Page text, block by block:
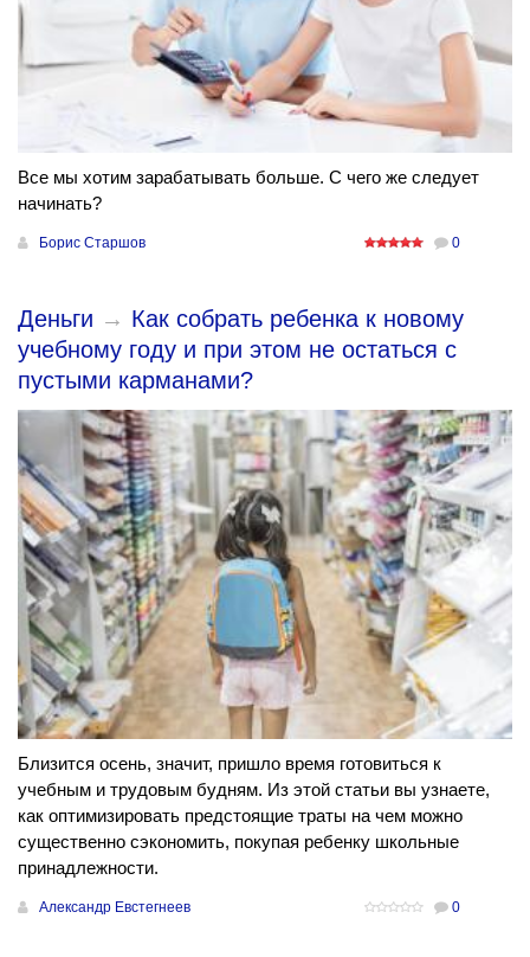
Все мы хотим зарабатывать больше. С чего же следует
начинать?
Борис Старшов 0
Деньги → Как собрать ребенка к новому
учебному году и при этом не остаться с
пустыми карманами?
Близится осень, значит, пришло время готовиться к
учебным и трудовым будням. Из этой статьи вы узнаете,
как оптимизировать предстоящие траты на чем можно
существенно сэкономить, покупая ребенку школьные
принадлежности.
Александр Евстегнеев 0